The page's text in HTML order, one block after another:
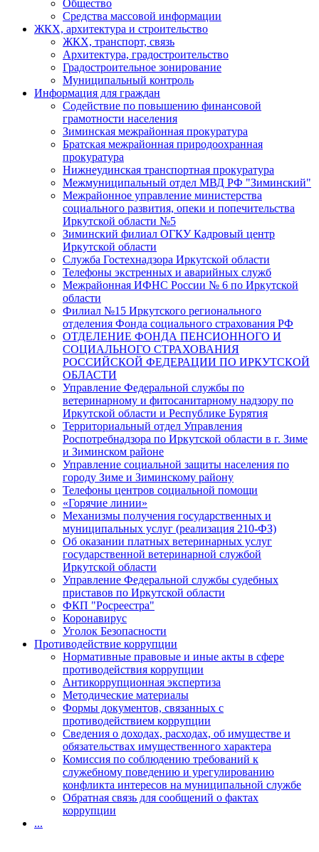
Общество
Средства массовой информации
ЖКХ, архитектура и строительство
ЖКХ, транспорт, связь
Архитектура, градостроительство
Градостроительное зонирование
Муниципальный контроль
Информация для граждан
Содействие по повышению финансовой
грамотности населения
Зиминская межрайонная прокуратура
Братская межрайонная природоохранная
прокуратура
Нижнеудинская транспортная прокуратура
Межмуниципальный отдел МВД РФ "Зиминский"
Межрайонное управление министерства
социального развития, опеки и попечительства
Иркутской области №5
Зиминский филиал ОГКУ Кадровый центр
Иркутской области
Служба Гостехнадзора Иркутской области
Телефоны экстренных и аварийных служб
Межрайонная ИФНС России № 6 по Иркутской
области
Филиал №15 Иркутского регионального
отделения Фонда социального страхования РФ
ОТДЕЛЕНИЕ ФОНДА ПЕНСИОННОГО И
СОЦИАЛЬНОГО СТРАХОВАНИЯ
РОССИЙСКОЙ ФЕДЕРАЦИИ ПО ИРКУТСКОЙ
ОБЛАСТИ
Управление Федеральной службы по
ветеринарному и фитосанитарному надзору по
Иркутской области и Республике Бурятия
Территориальный отдел Управления
Роспотребнадзора по Иркутской области в г. Зиме
и Зиминском районе
Управление социальной защиты населения по
городу Зиме и Зиминскому району
Телефоны центров социальной помощи
«Горячие линии»
Механизмы получения государственных и
муниципальных услуг (реализация 210-ФЗ)
Об оказании платных ветеринарных услуг
государственной ветеринарной службой
Иркутской области
Управление Федеральной службы судебных
приставов по Иркутской области
ФКП "Росреестра"
Коронавирус
Уголок Безопасности
Противодействие коррупции
Нормативные правовые и иные акты в сфере
противодействия коррупции
Антикоррупционная экспертиза
Методические материалы
Формы документов, связанных с
противодействием коррупции
Сведения о доходах, расходах, об имуществе и
обязательствах имущественного характера
Комиссия по соблюдению требований к
служебному поведению и урегулированию
конфликта интересов на муниципальной службе
Обратная связь для сообщений о фактах
коррупции
...